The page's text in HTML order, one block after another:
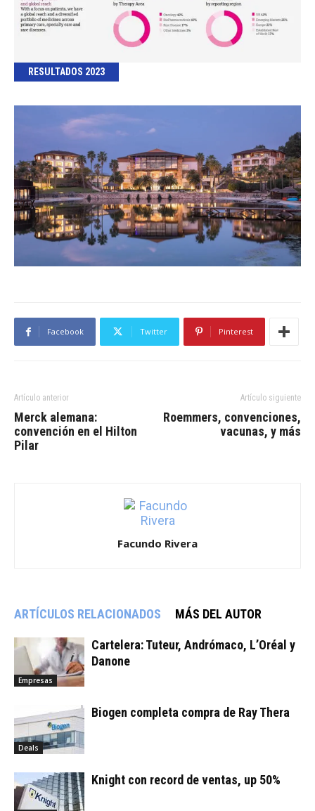
RESULTADOS 2023
Facebook Twitter Pinterest
Artículo anterior
Merck alemana:
convención en el Hilton
Pilar
Artículo siguiente
Roemmers, convenciones,
vacunas, y más
Facundo Rivera
ARTÍCULOS RELACIONADOS MÁS DEL AUTOR
Empresas
Cartelera: Tuteur, Andrómaco, L’Oréal y
Danone
Deals
Biogen completa compra de Ray Thera
Knight con record de ventas, up 50%